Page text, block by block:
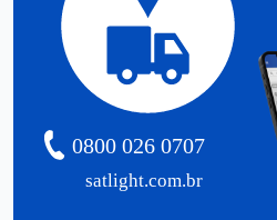
satlight.com.br
0800 026 0707